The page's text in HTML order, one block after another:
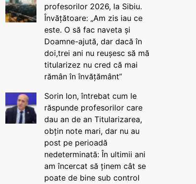
profesorilor 2026, la Sibiu.
Învățătoare: „Am zis iau ce
este. O să fac naveta și
Doamne-ajută, dar dacă în
doi,trei ani nu reușesc să mă
titularizez nu cred că mai
rămân în învățământ”
Sorin Ion, întrebat cum le
răspunde profesorilor care
dau an de an Titularizarea,
obțin note mari, dar nu au
post pe perioadă
nedeterminată: În ultimii ani
am încercat să ținem cât se
poate de bine sub control